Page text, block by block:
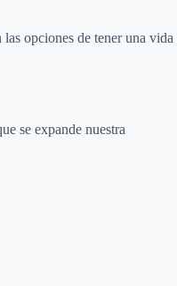
opciones de tener una vida
se expande nuestra